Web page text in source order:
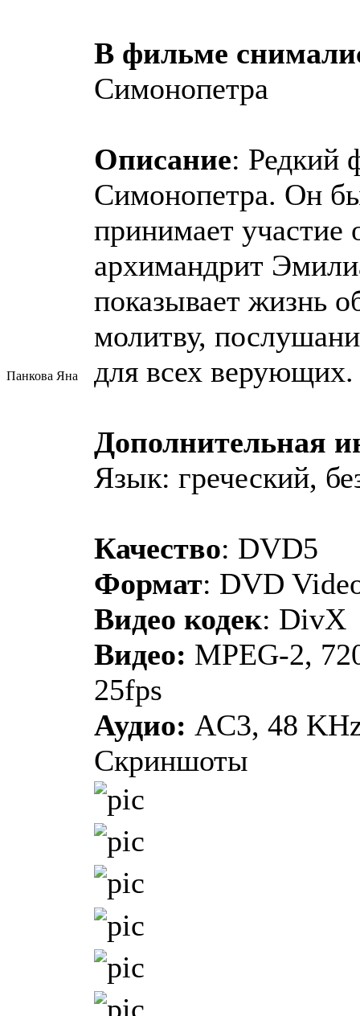
Панкова Яна
В фильме
Симонопетра
Описание: Редкий
Симонопетра. Он
принимает участие
архимандрит
показывает жизнь
молитву,
для всех верующих.
Дополнительная
Язык: греческий,
Качество: DVD5
Формат: DVD
Видео кодек: DivX
Видео: MPEG-2,
25fps
Аудио: AC3, 48
Скриншоты